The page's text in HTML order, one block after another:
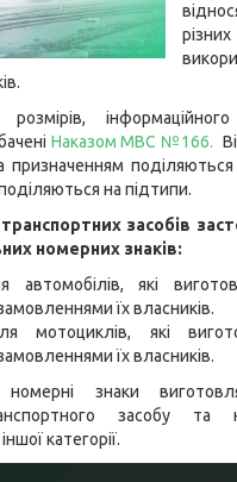
Наказом МВС №166.
призначенням
на підтипи.
засобів
номерних знаків:
які
їх власників.
мотоциклів, які
їх власників.
номерні знаки
засобу
категорії.